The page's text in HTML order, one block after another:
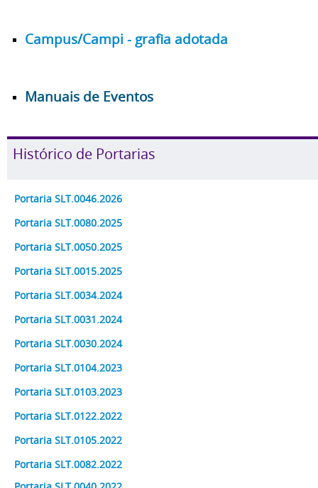
Campus/Campi - grafia adotada
Manuais de Eventos
Histórico de Portarias
Portaria SLT.0046.2026
Portaria SLT.0080.2025
Portaria SLT.0050.2025
Portaria SLT.0015.2025
Portaria SLT.0034.2024
Portaria SLT.0031.2024
Portaria SLT.0030.2024
Portaria SLT.0104.2023
Portaria SLT.0103.2023
Portaria SLT.0122.2022
Portaria SLT.0105.2022
Portaria SLT.0082.2022